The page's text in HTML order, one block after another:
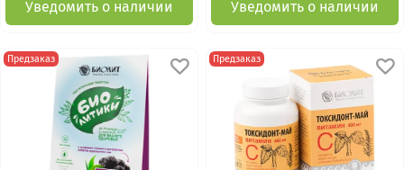
Уведомить о наличии Уведомить о наличии
Предзаказ Предзаказ